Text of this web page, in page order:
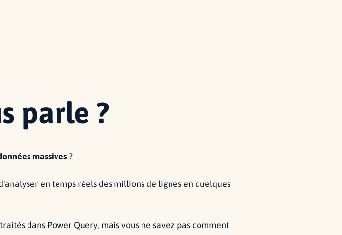
parle ?
massives?
en temps réels des millions de lignes en quelques
dans Power Query, mais vous ne savez pas comment